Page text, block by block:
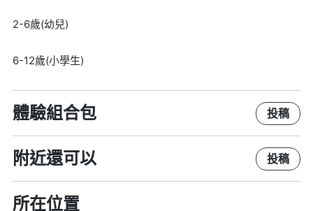
2-6歲(幼兒)
6-12歲(小學生)
體驗組合包 投稿
附近還可以 投稿
所在位置